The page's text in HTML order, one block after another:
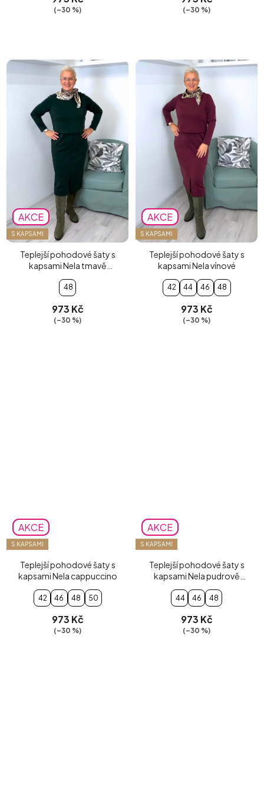
(–30 %) (–30 %)
AKCE
S KAPSAMI
Teplejší pohodové šaty s
kapsami Nela tmavě
zelené
48
973 Kč
(–30 %)
AKCE
S KAPSAMI
Teplejší pohodové šaty s
kapsami Nela vínové
42 44 46 48
973 Kč
(–30 %)
AKCE
S KAPSAMI
Teplejší pohodové šaty s
kapsami Nela cappuccino
42 46 48 50
973 Kč
(–30 %)
AKCE
S KAPSAMI
Teplejší pohodové šaty s
kapsami Nela pudrově
růžové
44 46 48
973 Kč
(–30 %)